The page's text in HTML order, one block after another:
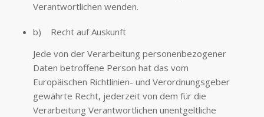
Verantwortlichen wenden.
b) Recht auf Auskunft
Jede von der Verarbeitung personenbezogener
Daten betroffene Person hat das vom
Europäischen Richtlinien- und Verordnungsgeber
gewährte Recht, jederzeit von dem für die
Verarbeitung Verantwortlichen unentgeltliche